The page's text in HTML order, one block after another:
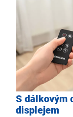
S dálkovým
displejem